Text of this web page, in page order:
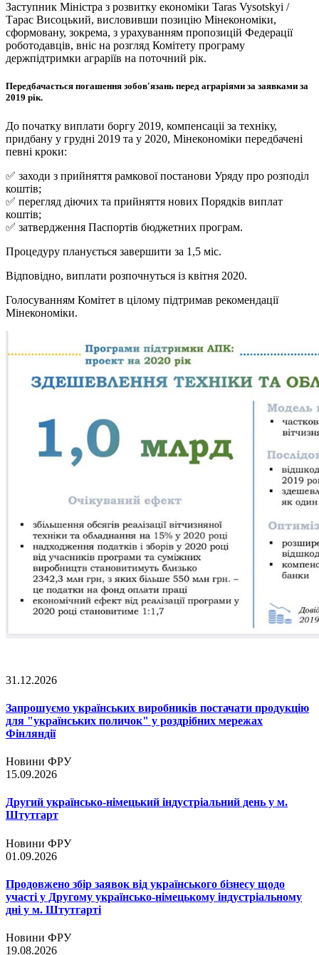
Заступник Міністра з розвитку економіки Taras Vysotskyi /
Тарас Висоцький, висловивши позицію Мінекономіки,
сформовану, зокрема, з урахуванням пропозицій Федерації
роботодавців, вніс на розгляд Комітету програму
держпідтримки аграріїв на поточний рік.
Передбачається погашення зобов'язань перед аграріями за заявками за
2019 рік.
До початку виплати боргу 2019, компенсаціі за техніку,
придбану у грудні 2019 та у 2020, Мінекономіки передбачені
певні кроки:
✅ заходи з прийняття рамкової постанови Уряду про розподіл
коштів;
✅ перегляд діючих та прийняття нових Порядків виплат
коштів;
✅ затвердження Паспортів бюджетних програм.
Процедуру планується завершити за 1,5 міс.
Відповідно, виплати розпочнуться із квітня 2020.
Голосуванням Комітет в цілому підтримав рекомендації
Мінекономіки.
31.12.2026
Запрошуємо українських виробників постачати продукцію
для "українських поличок" у роздрібних мережах
Фінляндії
Новини ФРУ
15.09.2026
Другий українсько-німецький індустріальний день у м.
Штутгарт
Новини ФРУ
01.09.2026
Продовжено збір заявок від українського бізнесу щодо
участі у Другому українсько-німецькому індустріальному
дні у м. Штутгарті
Новини ФРУ
19.08.2026